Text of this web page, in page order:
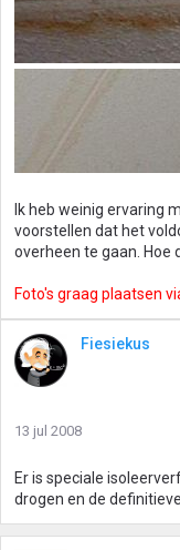
Ik heb weinig ervaring
voorstellen dat het
overheen te gaan. Hoe
Foto's graag plaatsen
Fiesiekus
13 jul 2008
Er is speciale
drogen en de